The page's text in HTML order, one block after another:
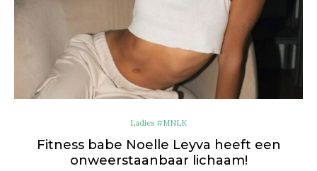
Ladies #MNLK
Fitness babe Noelle Leyva heeft een
onweerstaanbaar lichaam!